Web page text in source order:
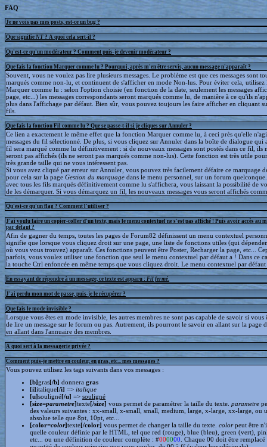
FAQ
Je ne vois pas mes posts, est-ce un bug ?
Que signifie NT ? A quoi cela sert-il ?
Qu'est-ce qu'un modérateur ? Comment puis-je devenir modérateur ?
Que fais la fonction Marquer comme lu ? Pourquoi, après m'en être servis, aucun message n'apparaît ?
Souvent, vous ne voulez pas lire plusieurs messages. Le problème est que ces messages sont
marqués comme non-lu, et continuent de s'afficher en mode Non-lus. Pour éviter cela,
Marquer comme lu : selon l'option choisie (en fonction de la date, seulement les messages
page, etc...) les messages correspondants seront marqués comme lu, de manière à ce qu'ils
plus dans l'affichage par défaut. Bien sûr, vous pouvez toujours les faire afficher en cliquant
fils.
Que fais la fonction Fil comme lu ? Que se passe-t-il si je cliques sur Annuler ?
Ce lien a exactement le même effet que la fonction Marquer comme lu, à ceci près qu'elle
messages du fil sélectionné. De plus, si vous cliquez sur Annuler dans la boîte de dialogue qui
fil sera marqué comme lu définitivement : si de nouveaux messages sont postés dans ce fil, ils
seront pas affichés (ils ne seront pas marqués comme non-lus). Cette fonction est très utile
très grande taille qui ne vous intéressent pas.
Si vous avez cliqué par erreur sur Annuler, vous pouvez très facilement défaire ce marquage
pour cela sur la page Gestion du marquage dans le menu personnel, sur un forum
avec tous les fils marqués définitivement comme lu s'affichera, vous laissant la possibilité de
de les démarquer. Si vous démarquez un fil, les nouveaux messages vous seront affichés
Qu'est-ce qu'un flag ? Comment l'utiliser ?
J'ai voulu faire un copier-coller d'un texte, mais le menu contextuel ne s'est pas affiché ! Puis avoir accès au
par défaut ?
Afin de gagner du temps, toutes les pages de Forum82 définissent un menu contextuel
signifie que lorsque vous cliquez droit sur une page, une liste de fonctions utiles (qui
où vous vous trouvez) apparaît. Ces fonctions peuvent être Poster, Recharger la page, etc...
parfois, vous voulez utiliser une fonction que seul le menu contextuel par défaut a ! Dans ce
la touche Ctrl enfoncée en même temps que vous cliquez droit. Le menu contextuel par
En essayant de répondre à un message, ce texte est apparu : Fil fermé
J'ai perdu mon mot de passe, puis-je le récupérer ?
Que fais le mode invisible ?
Lorsque vous êtes en mode invisible, les autres membres ne sont pas capable de savoir si vous
de lire un message sur le forum ou pas. Autrement, ils pourront le savoir en allant sur la page
en allant dans l'annuaire des membres.
A quoi sert à la messagerie privée ?
Comment puis-je mettre en couleur, en gras, etc... mes messages ?
Vous pouvez utilisez les tags suivants dans vos messages :
[b]gras[/b] donnera gras
[i]italique[/i] => italique
[u]souligné[/u] => souligné
[size=parametre]texte[/size] vous permet de paramétrer la taille du texte. parametre
des valeurs suivantes : xx-small, x-small, small, medium, large, x-large, xx-large, ou
absolue telle que 8pt, 10pt, etc...
[color=color]texte[/color] vous permet de changer la taille du texte. colorpeut être
quelle couleur définie par le HTML, tel que red (rouge), blue (bleu), green (vert),
etc... ou une définition de couleur complète : #000000 . Chaque 00 doit être